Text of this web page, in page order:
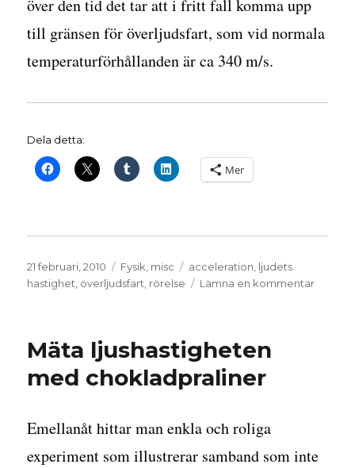
över den tid det tar att i fritt fall komma upp
till gränsen för överljudsfart, som vid normala
temperaturförhållanden är ca 340 m/s.
Dela detta:
Mer
Publicerat
den
21 februari, 2010 Kategorier
Fysik, misc Etiketter
acceleration, ljudets
hastighet, överljudsfart, rörelse Lämna en kommentartill
Mäta ljushastigheten
med chokladpraliner
Emellanåt hittar man enkla och roliga
experiment som illustrerar samband som inte